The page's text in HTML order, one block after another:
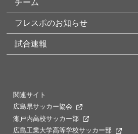
チーム
フレスポのお知らせ
試合速報
関連サイト
広島県サッカー協会
瀬戸内高校サッカー部
広島工業大学高等学校サッカー部